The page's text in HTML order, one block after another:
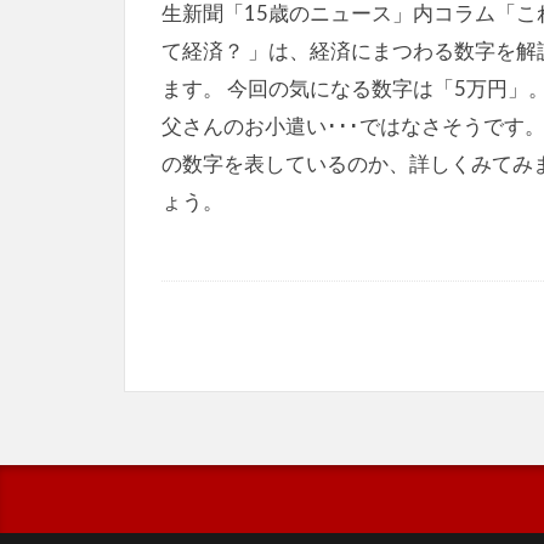
生新聞「15歳のニュース」内コラム「こ
て経済？ 」は、経済にまつわる数字を解
ます。 今回の気になる数字は「5万円」
父さんのお小遣い･･･ではなさそうです
の数字を表しているのか、詳しくみてみ
ょう。